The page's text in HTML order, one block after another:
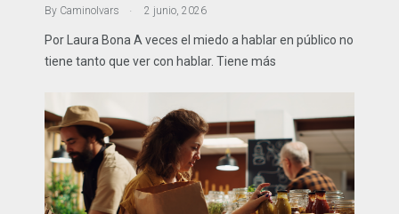
By CaminoIvars . 2 junio, 2026
Por Laura Bona A veces el miedo a hablar en público no
tiene tanto que ver con hablar. Tiene más